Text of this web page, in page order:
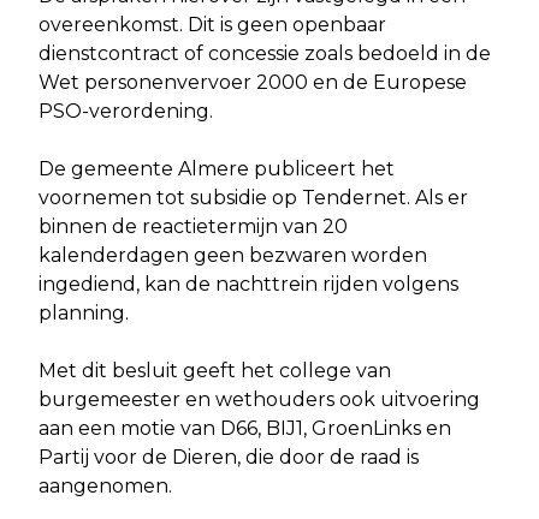
overeenkomst. Dit is geen openbaar
dienstcontract of concessie zoals bedoeld in de
Wet personenvervoer 2000 en de Europese
PSO-verordening.
De gemeente Almere publiceert het
voornemen tot subsidie op Tendernet. Als er
binnen de reactietermijn van 20
kalenderdagen geen bezwaren worden
ingediend, kan de nachttrein rijden volgens
planning.
Met dit besluit geeft het college van
burgemeester en wethouders ook uitvoering
aan een motie van D66, BIJ1, GroenLinks en
Partij voor de Dieren, die door de raad is
aangenomen.